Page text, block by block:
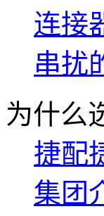
连接
串扰
为什么
捷配
集团